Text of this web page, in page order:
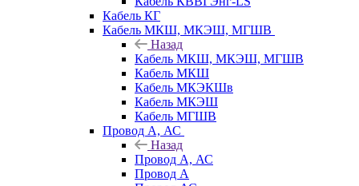
Кабель КГ
Кабель МКШ, МКЭШ, МГШВ
Назад
Кабель МКШ, МКЭШ, МГШВ
Кабель МКШ
Кабель МКЭКШв
Кабель МКЭШ
Кабель МГШВ
Провод А, АС
Назад
Провод А, АС
Провод А